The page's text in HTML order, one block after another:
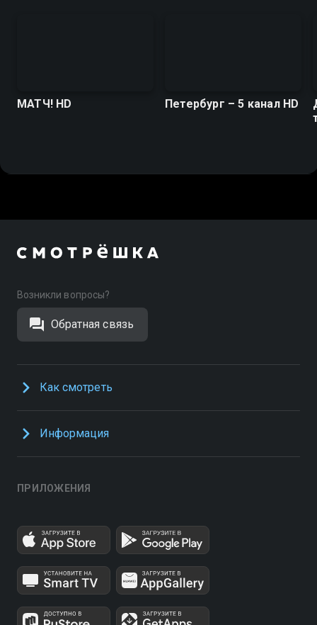
МАТЧ! HD Петербург – 5 канал HD
Возникли вопросы?
Обратная связь
Как смотреть
Информация
ПРИЛОЖЕНИЯ